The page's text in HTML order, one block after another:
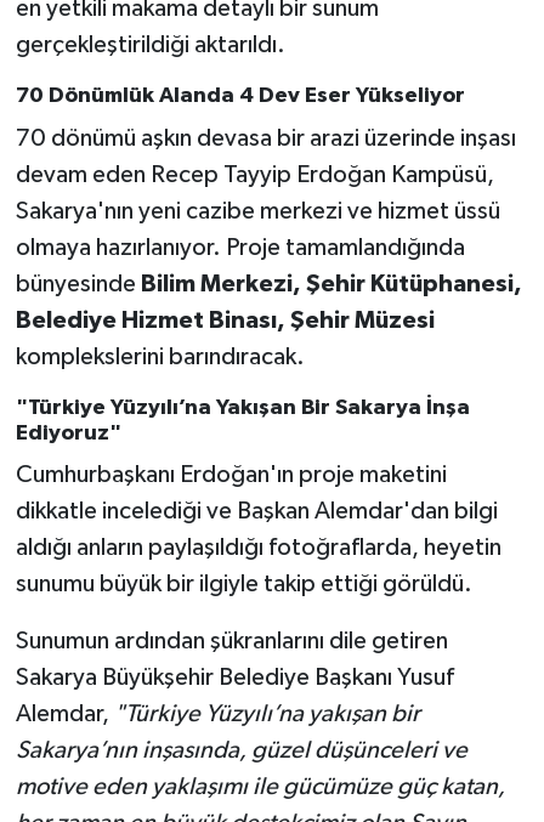
en yetkili makama detaylı bir sunum
gerçekleştirildiği aktarıldı.
70 Dönümlük Alanda 4 Dev Eser Yükseliyor
70 dönümü aşkın devasa bir arazi üzerinde inşası
devam eden Recep Tayyip Erdoğan Kampüsü,
Sakarya'nın yeni cazibe merkezi ve hizmet üssü
olmaya hazırlanıyor. Proje tamamlandığında
bünyesinde Bilim Merkezi, Şehir Kütüphanesi,
Belediye Hizmet Binası, Şehir Müzesi
komplekslerini barındıracak.
"Türkiye Yüzyılı’na Yakışan Bir Sakarya İnşa
Ediyoruz"
Cumhurbaşkanı Erdoğan'ın proje maketini
dikkatle incelediği ve Başkan Alemdar'dan bilgi
aldığı anların paylaşıldığı fotoğraflarda, heyetin
sunumu büyük bir ilgiyle takip ettiği görüldü.
Sunumun ardından şükranlarını dile getiren
Sakarya Büyükşehir Belediye Başkanı Yusuf
Alemdar, "Türkiye Yüzyılı’na yakışan bir
Sakarya’nın inşasında, güzel düşünceleri ve
motive eden yaklaşımı ile gücümüze güç katan,